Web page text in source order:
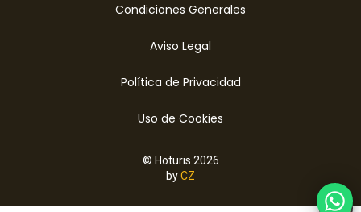
Condiciones Generales
Aviso Legal
Política de Privacidad
Uso de Cookies
© Hoturis 2026
byCZ